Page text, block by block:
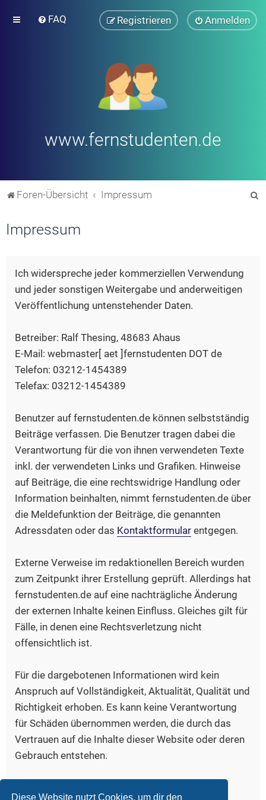
Diese Website nutzt Cookies, um dir den
FAQ Anmelden
Registrieren
www.fernstudenten.de
Foren-Übersicht Impressum
Impressum
Ich widerspreche jeder kommerziellen Verwendung
und jeder sonstigen Weitergabe und anderweitigen
Veröffentlichung untenstehender Daten.
Betreiber: Ralf Thesing, 48683 Ahaus
E-Mail: webmaster[ aet ]fernstudenten DOT de
Telefon: 03212-1454389
Telefax: 03212-1454389
Benutzer auf fernstudenten.de können selbstständig
Beiträge verfassen. Die Benutzer tragen dabei die
Verantwortung für die von ihnen verwendeten Texte
inkl. der verwendeten Links und Grafiken. Hinweise
auf Beiträge, die eine rechtswidrige Handlung oder
Information beinhalten, nimmt fernstudenten.de über
die Meldefunktion der Beiträge, die genannten
Adressdaten oder das Kontaktformular entgegen.
Externe Verweise im redaktionellen Bereich wurden
zum Zeitpunkt ihrer Erstellung geprüft. Allerdings hat
fernstudenten.de auf eine nachträgliche Änderung
der externen Inhalte keinen Einfluss. Gleiches gilt für
Fälle, in denen eine Rechtsverletzung nicht
offensichtlich ist.
Für die dargebotenen Informationen wird kein
Anspruch auf Vollständigkeit, Aktualität, Qualität und
Richtigkeit erhoben. Es kann keine Verantwortung
für Schäden übernommen werden, die durch das
Vertrauen auf die Inhalte dieser Website oder deren
Gebrauch entstehen.